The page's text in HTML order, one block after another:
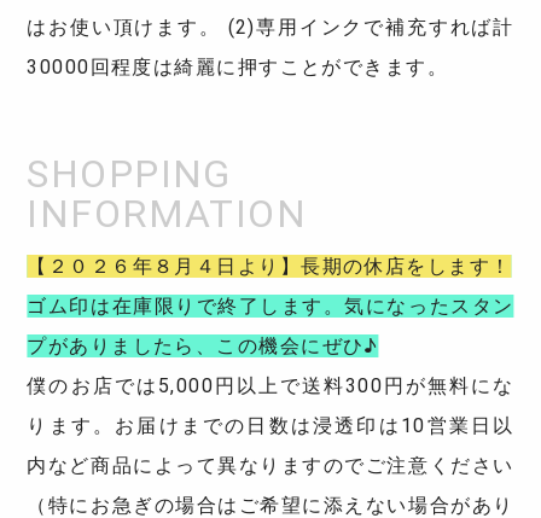
はお使い頂けます。 (2)専用インクで補充すれば計
30000回程度は綺麗に押すことができます。
【２０２６年８月４日より】長期の休店をします！
ゴム印は在庫限りで終了します。気になったスタン
プがありましたら、この機会にぜひ♪
僕のお店では5,000円以上で送料300円が無料にな
ります。お届けまでの日数は浸透印は10営業日以
内など商品によって異なりますのでご注意ください
（特にお急ぎの場合はご希望に添えない場合があり